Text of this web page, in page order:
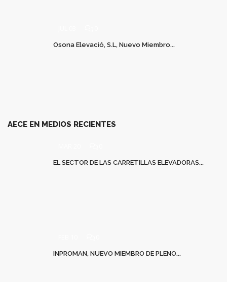
Osona Elevació, S.L, Nuevo Miembro...
AECE EN MEDIOS RECIENTES
EL SECTOR DE LAS CARRETILLAS ELEVADORAS...
INPROMAN, NUEVO MIEMBRO DE PLENO...